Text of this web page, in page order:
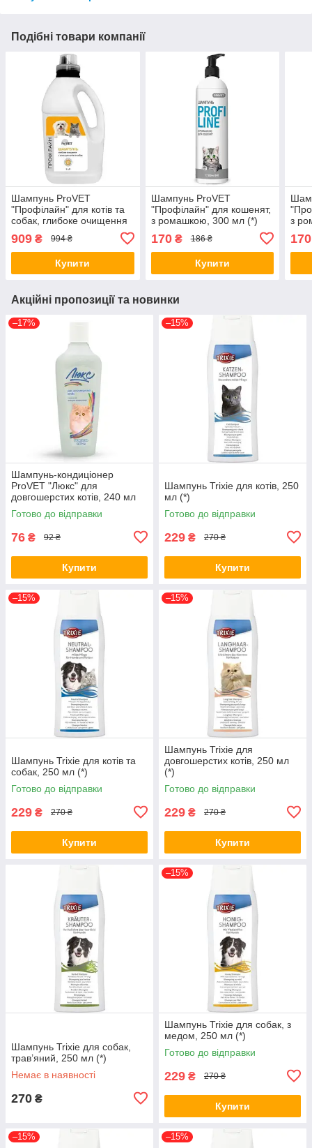
Подібні товари компанії
Шампунь ProVET
"Профілайн" для котів та
собак, глибоке очищення
909 ₴ 994 ₴
Купити
Шампунь ProVET
"Профілайн" для кошенят,
з ромашкою, 300 мл (*)
170₴ 186 ₴
Купити
з
170
Акційні пропозиції та новинки
–17%
Шампунь-кондиціонер
ProVET "Люкс" для
довгошерстих котів, 240 мл
(*)
Готово до відправки
76 ₴ 92 ₴
Купити
–15%
Шампунь Trixie для котів, 250
мл (*)
Готово до відправки
229 ₴ 270 ₴
Купити
–15%
Шампунь Trixie для котів та
собак, 250 мл (*)
Готово до відправки
229 ₴ 270 ₴
Купити
–15%
Шампунь Trixie для
довгошерстих котів, 250 мл
(*)
Готово до відправки
229 ₴ 270 ₴
Купити
Шампунь Trixie для собак,
трав’яний, 250 мл (*)
Немає в наявності
270 ₴
–15%
Шампунь Trixie для собак, з
медом, 250 мл (*)
Готово до відправки
229 ₴ 270 ₴
Купити
–15% –15%